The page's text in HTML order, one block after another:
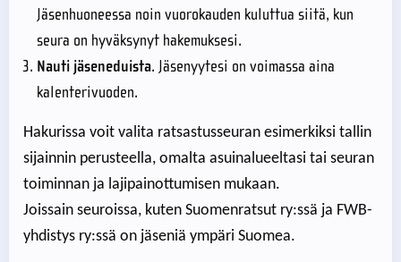
Jäsenhuoneessa noin vuorokauden kuluttua siitä, kun
seura on hyväksynyt hakemuksesi.
Nauti jäseneduista. Jäsenyytesi on voimassa aina
kalenterivuoden.
Hakurissa voit valita ratsastusseuran esimerkiksi tallin
sijainnin perusteella, omalta asuinalueeltasi tai seuran
toiminnan ja lajipainottumisen mukaan.
Joissain seuroissa, kuten Suomenratsut ry:ssä ja FWB-
yhdistys ry:ssä on jäseniä ympäri Suomea.